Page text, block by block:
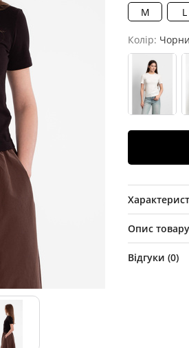
M
L
Колір:
Опис товару
Відгуки (0)